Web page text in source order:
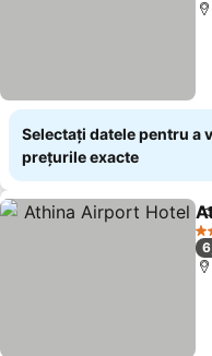
Selectați datele pentru a
prețurile exacte
3